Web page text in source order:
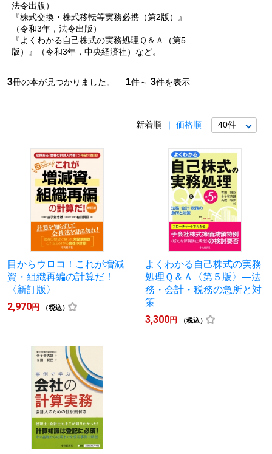
法令出版）
『株式交換・株式移転等実務必携（第2版）』
（令和3年，法令出版）
『よくわかる自己株式の実務処理Ｑ＆Ａ（第5
版）』（令和3年，中央経済社）など。
3冊の本が見つかりました。 1件～ 3件を表示
新着順 価格順
目からウロコ！これが増減
資・組織再編の計算だ！
〈新訂版〉
2,970円 （税込）
よくわかる自己株式の実務
処理Ｑ＆Ａ〈第５版〉―法
務・会計・税務の急所と対
策
3,300円 （税込）